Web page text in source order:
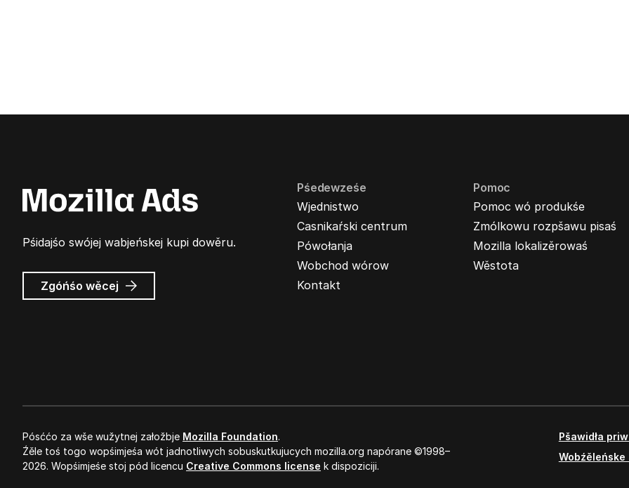
Pśidajśo swójej wabjeńskej kupi dowěru.
Zgóńśo wěcej wó
Wabjenje
Pśedewześe
Wjednistwo
Casnikaŕski centrum
Pówołanja
Wobchod wórow
Kontakt
Pomoc
Pomoc wó produkśe
Zmólkowu rozpšawu pisaś
Mozilla lokalizěrowaś
Wěstota
Pósććo za wše wužytnej załožbje Mozilla Foundation.
Źěle toś togo wopśimjeśa wót jadnotliwych sobuskutkujucych mozilla.org napórane ©1998–
2026. Wopśimjeśe stoj pód licencu Creative Commons license k dispoziciji.
Pšawidła